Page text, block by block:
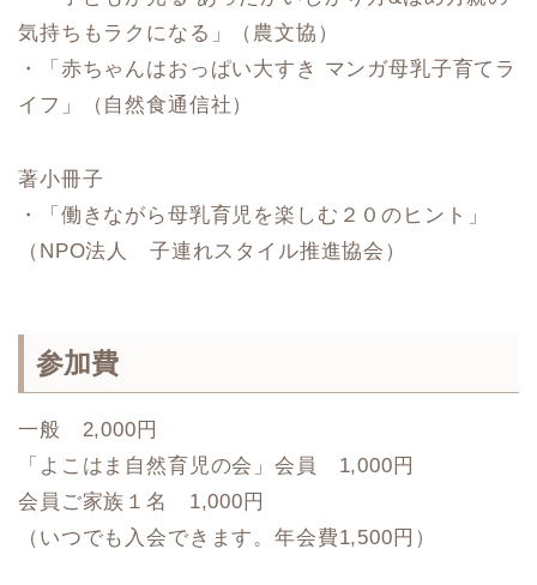
気持ちもラクになる」（農文協）
・「赤ちゃんはおっぱい大すき マンガ母乳子育てラ
イフ」（自然食通信社）
著小冊子
・「働きながら母乳育児を楽しむ２０のヒント」
（NPO法人 子連れスタイル推進協会）
参加費
一般 2,000円
「よこはま自然育児の会」会員 1,000円
会員ご家族１名 1,000円
（いつでも入会できます。年会費1,500円）